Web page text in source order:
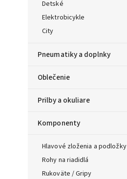
Detské
Elektrobicykle
City
Pneumatiky a doplnky
Oblečenie
Prilby a okuliare
Komponenty
Hlavové zloženia a podložky
Rohy na riadidlá
Rukoväte / Gripy